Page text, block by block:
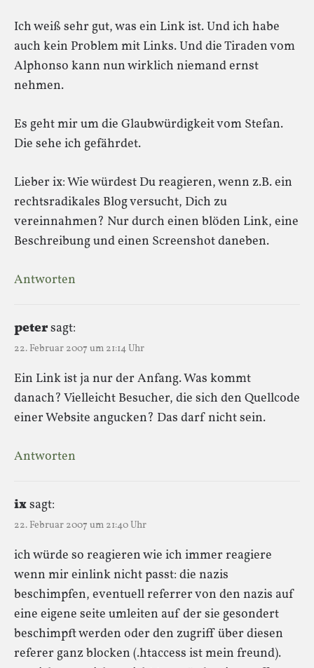
Ich weiß sehr gut, was ein Link ist. Und ich habe
auch kein Problem mit Links. Und die Tiraden vom
Alphonso kann nun wirklich niemand ernst
nehmen.
Es geht mir um die Glaubwürdigkeit vom Stefan.
Die sehe ich gefährdet.
Lieber ix: Wie würdest Du reagieren, wenn z.B. ein
rechtsradikales Blog versucht, Dich zu
vereinnahmen? Nur durch einen blöden Link, eine
Beschreibung und einen Screenshot daneben.
Antworten
petersagt:
22. Februar 2007 um 21:14 Uhr
Ein Link ist ja nur der Anfang. Was kommt
danach? Vielleicht Besucher, die sich den Quellcode
einer Website angucken? Das darf nicht sein.
Antworten
ixsagt:
22. Februar 2007 um 21:40 Uhr
ich würde so reagieren wie ich immer reagiere
wenn mir einlink nicht passt: die nazis
beschimpfen, eventuell referrer von den nazis auf
eine eigene seite umleiten auf der sie gesondert
beschimpft werden oder den zugriff über diesen
referer ganz blocken (.htaccess ist mein freund).